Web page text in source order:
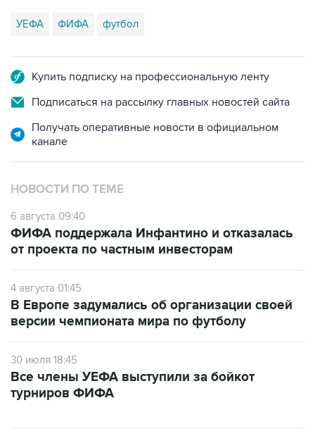
УЕФА ФИФА футбол
Купить подписку на профессиональную ленту
Подписаться на рассылку главных новостей сайта
Получать оперативные новости в официальном
канале
НОВОСТИ ПО ТЕМЕ
6 августа 09:40
ФИФА поддержала Инфантино и отказалась
от проекта по частным инвесторам
4 августа 01:45
В Европе задумались об организации своей
версии чемпионата мира по футболу
30 июля 18:45
Все члены УЕФА выступили за бойкот
турниров ФИФА